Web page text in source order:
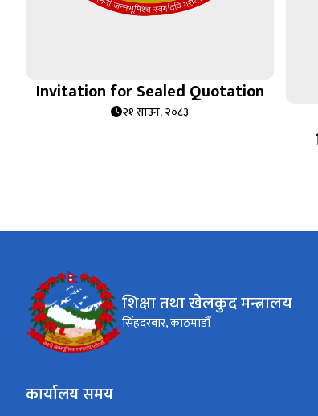
Invitation for Sealed Quotation
२१ साउन, २०८३
शिक्षा तथा खेलकुद मन्त्रालय
सिंहदरबार, काठमाडौँ
कार्यालय समय